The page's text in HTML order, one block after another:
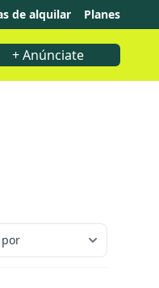
de alquilar Planes
+ Anúnciate